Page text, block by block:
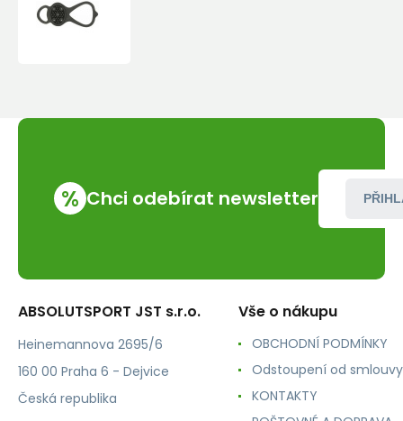
% Chci odebírat newsletter
ABSOLUTSPORT JST s.r.o.
Heinemannova 2695/6
160 00 Praha 6 - Dejvice
Česká republika
Vše o nákupu
OBCHODNÍ PODMÍNKY
Odstoupení od smlouvy
KONTAKTY